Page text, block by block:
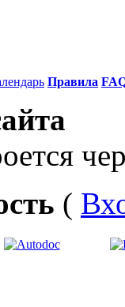
Правила
(